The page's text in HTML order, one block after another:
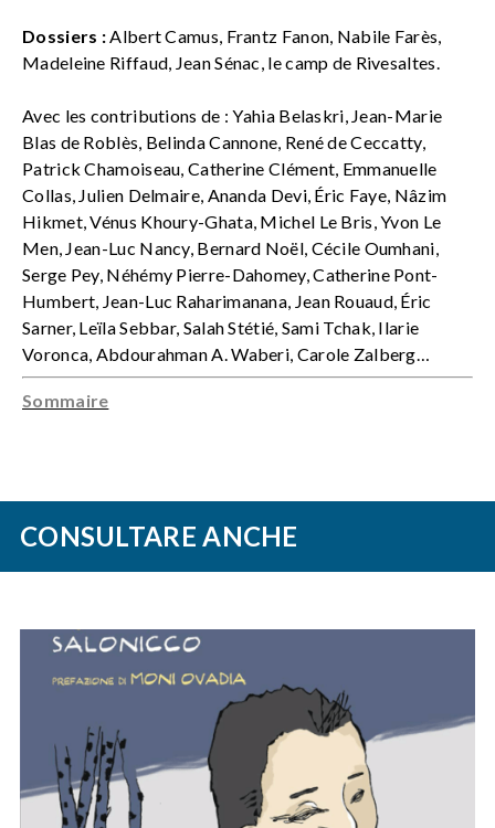
Dossiers :Albert Camus, Frantz Fanon, Nabile Farès,
Madeleine Riffaud, Jean Sénac, le camp de Rivesaltes.
Avec les contributions de : Yahia Belaskri, Jean-Marie
Blas de Roblès, Belinda Cannone, René de Ceccatty,
Patrick Chamoiseau, Catherine Clément, Emmanuelle
Collas, Julien Delmaire, Ananda Devi, Éric Faye, Nâzim
Hikmet, Vénus Khoury-Ghata, Michel Le Bris, Yvon Le
Men, Jean-Luc Nancy, Bernard Noël, Cécile Oumhani,
Serge Pey, Néhémy Pierre-Dahomey, Catherine Pont-
Humbert, Jean-Luc Raharimanana, Jean Rouaud, Éric
Sarner, Leïla Sebbar, Salah Stétié, Sami Tchak, Ilarie
Voronca, Abdourahman A. Waberi, Carole Zalberg…
Sommaire
CONSULTARE ANCHE